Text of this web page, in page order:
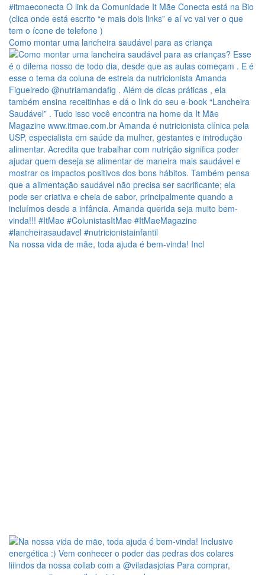
Como montar uma lancheira saudável para as criança
Na nossa vida de mãe, toda ajuda é bem-vinda! Incl